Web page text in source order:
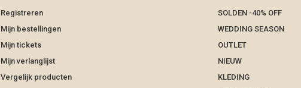
Registreren
Mijn bestellingen
Mijn tickets
Mijn verlanglijst
Vergelijk producten
SOLDEN -40% OFF
WEDDING SEASON
OUTLET
NIEUW
KLEDING